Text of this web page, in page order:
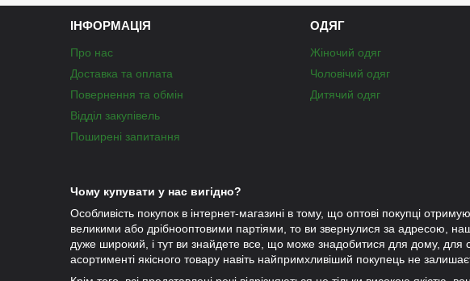
ІНФОРМАЦІЯ
Про нас
Доставка та оплата
Повернення та обмін
Відділ закупівель
Поширені запитання
ОДЯГ
Жіночий одяг
Чоловічий одяг
Дитячий одяг
Чому купувати у нас вигідно?
Особливість покупок в інтернет-магазині в тому, що оптові покупці
великими або дрібнооптовими партіями, то ви звернулися за адресою,
дуже широкий, і тут ви знайдете все, що може знадобитися для дому, для
асортименті якісного товару навіть найпримхливіший покупець не